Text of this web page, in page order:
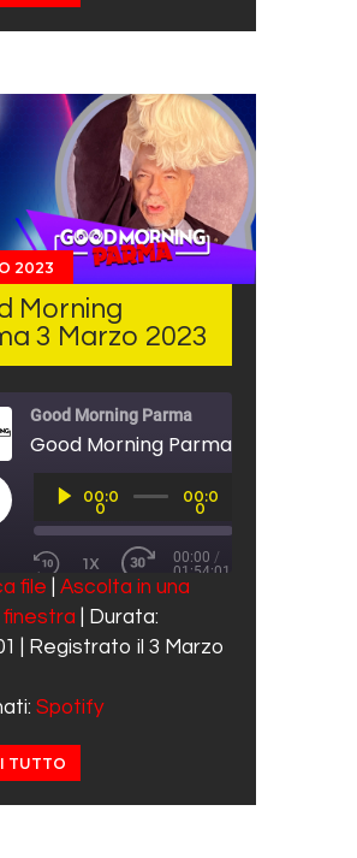
2023
Morning
3 Marzo 2023
Good Morning Parma
Good Morning Parma 3 Marzo
EPISODE
Audio
Player00:0
0
00:0
0
REWIND 10 SECONDS
1X
FAST FORWARD 30
00:00 /
01:54:01
SUBSCRIBE SHARE
file
Ascolta in una
finestra
Durata:
Registrato il 3 Marzo
Spotify
TUTTO